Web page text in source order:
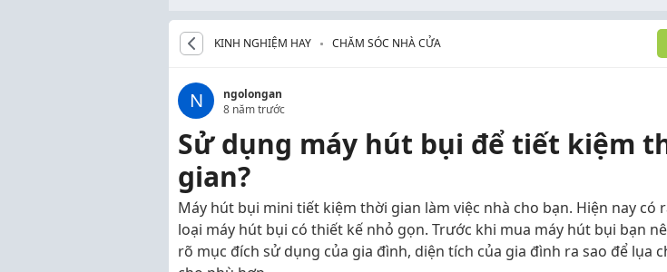
KINH NGHIỆM HAY CHĂM SÓC NHÀ CỬA
N
ngolongan
8 năm trước
Sử dụng máy hút bụi để tiết kiệm
gian?
Máy hút bụi mini tiết kiệm thời gian làm việc nhà cho bạn. Hiện nay có
loại máy hút bụi có thiết kế nhỏ gọn. Trước khi mua máy hút bụi bạn
rõ mục đích sử dụng của gia đình, diện tích của gia đình ra sao để lụa